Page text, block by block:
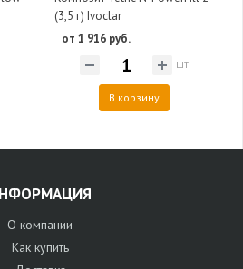
(3,5 г) Ivoclar
от 1 916 руб.
шт
В корзину
О компании
Как купить